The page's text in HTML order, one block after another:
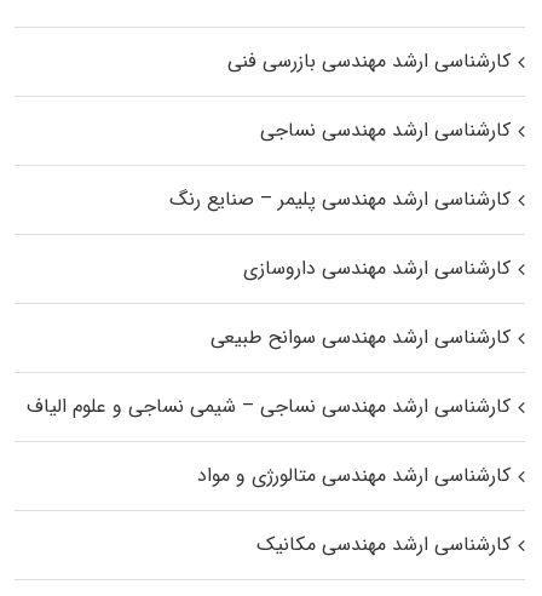
کارشناسی ارشد مهندسی بازرسی فنی
کارشناسی ارشد مهندسی نساجی
کارشناسی ارشد مهندسی پلیمر – صنایع رنگ
کارشناسی ارشد مهندسی داروسازی
کارشناسی ارشد مهندسی سوانح طبیعی
کارشناسی ارشد مهندسی نساجی – شیمی نساجی و علوم الیاف
کارشناسی ارشد مهندسی متالورژی و مواد
کارشناسی ارشد مهندسی مکانیک